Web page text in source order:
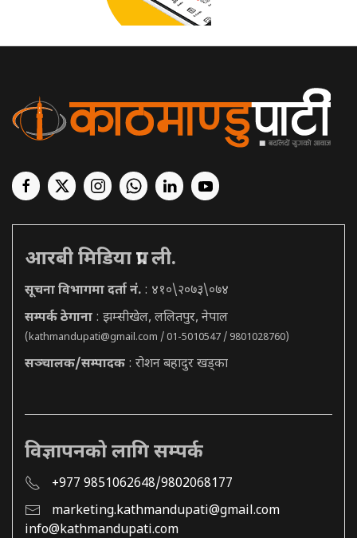
आरबी मिडिया प्रा. ली.
सूचना विभागमा दर्ता नं. : ४१०\२०७३\०७४
सम्पर्क ठेगाना : झम्सीखेल, ललितपुर, नेपाल
(kathmandupati@gmail.com / 01-5010547 / 9801028760)
सञ्चालक/सम्पादक : रोशन बहादुर खड्का
विज्ञापनको लागि सम्पर्क
+977 9851062648/9802068177
marketing.kathmandupati@gmail.com
info@kathmandupati.com